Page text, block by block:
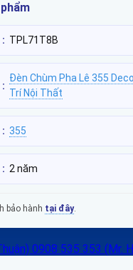
: TPL71T8B
:
Đèn Chùm Pha Lê 355
Trí Nội Thất
: 355
: 2 năm
bảo hành tại đây.
0908 535 353 (Mr.